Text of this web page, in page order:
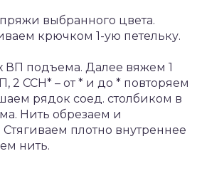
выбранного цвета.
крючком 1-ую петельку.
ВП подъема. Далее вяжем 1
2 ССН* – от * и до * повторяем
рядок соед. столбиком в
Нить обрезаем и
плотно внутреннее
нить.